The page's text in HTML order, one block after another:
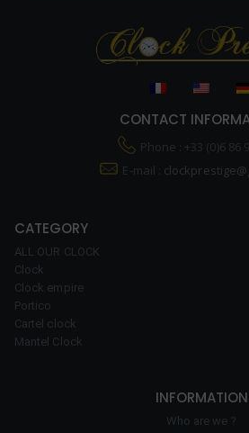
CONTACT
Phone : +33 (0)6 86
E-mail :
CATEGORY
ALL OUR CLOCK
Clock
Clock empire
Portico
Cartel clock
Mantel Clock
INFORMATION
Who are we ?